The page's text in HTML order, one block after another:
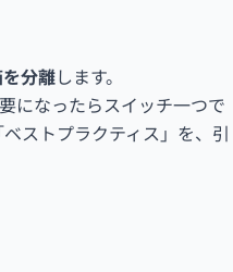
分離します。
になったらスイッチ一つで
ストプラクティス」を、引